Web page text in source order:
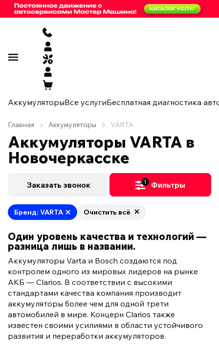
АккумуляторыВсе услугиБесплатная диагностика
Главная Аккумуляторы VARTA
Аккумуляторы VARTA в
Новочеркасске
Заказать звонок 1 Фильтры
Бренд: VARTA Очистить всё
Один уровень качества и технологий —
разница лишь в названии.
Аккумуляторы Varta и Bosch создаются под
контролем одного из мировых лидеров на рынке
АКБ — Clarios. В соответствии с высокими
стандартами качества компания производит
аккумуляторы более чем для одной трети
автомобилей в мире. Концерн Clarios также
известен своими усилиями в области устойчивого
развития и переработки аккумуляторов.